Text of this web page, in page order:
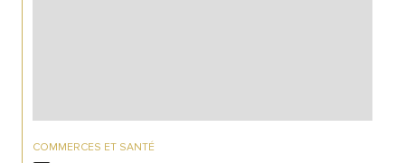
COMMERCES ET SANTÉ